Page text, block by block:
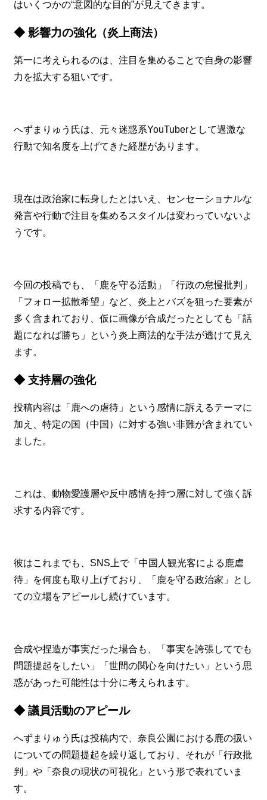
はいくつかの“意図的な目的”が見えてきます。
◆ 影響力の強化（炎上商法）
第一に考えられるのは、注目を集めることで自身の影響
力を拡大する狙いです。
へずまりゅう氏は、元々迷惑系YouTuberとして過激な
行動で知名度を上げてきた経歴があります。
現在は政治家に転身したとはいえ、センセーショナルな
発言や行動で注目を集めるスタイルは変わっていないよ
うです。
今回の投稿でも、「鹿を守る活動」「行政の怠慢批判」
「フォロー拡散希望」など、炎上とバズを狙った要素が
多く含まれており、仮に画像が合成だったとしても「話
題になれば勝ち」という炎上商法的な手法が透けて見え
ます。
◆ 支持層の強化
投稿内容は「鹿への虐待」という感情に訴えるテーマに
加え、特定の国（中国）に対する強い非難が含まれてい
ました。
これは、動物愛護層や反中感情を持つ層に対して強く訴
求する内容です。
彼はこれまでも、SNS上で「中国人観光客による鹿虐
待」を何度も取り上げており、「鹿を守る政治家」とし
ての立場をアピールし続けています。
合成や捏造が事実だった場合も、「事実を誇張してでも
問題提起をしたい」「世間の関心を向けたい」という思
惑があった可能性は十分に考えられます。
◆ 議員活動のアピール
へずまりゅう氏は投稿内で、奈良公園における鹿の扱い
についての問題提起を繰り返しており、それが「行政批
判」や「奈良の現状の可視化」という形で表れていま
す。